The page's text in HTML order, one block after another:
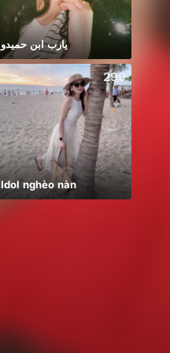
يارب ابن حميدو
299
Idol nghèo nàn